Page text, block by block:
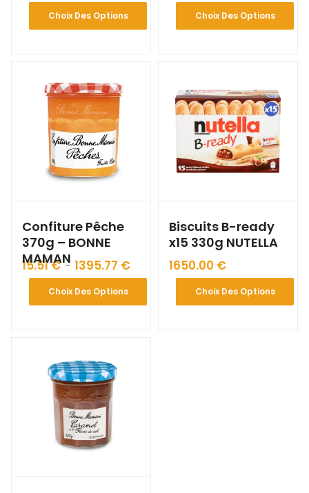
Choix Des Options Choix Des Options
Confiture Pêche
370g – BONNE
MAMAN
15.51€– 1395.77 €
Choix Des Options
Biscuits B-ready
x15 330g NUTELLA
1650.00 €
Choix Des Options